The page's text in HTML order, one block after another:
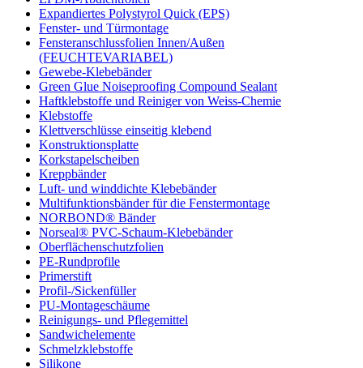
Expandiertes Polystyrol Quick (EPS)
Fenster- und Türmontage
Fensteranschlussfolien Innen/Außen
(FEUCHTEVARIABEL)
Gewebe-Klebebänder
Green Glue Noiseproofing Compound Sealant
Haftklebstoffe und Reiniger von Weiss-Chemie
Klebstoffe
Klettverschlüsse einseitig klebend
Konstruktionsplatte
Korkstapelscheiben
Kreppbänder
Luft- und winddichte Klebebänder
Multifunktionsbänder für die Fenstermontage
NORBOND® Bänder
Norseal® PVC-Schaum-Klebebänder
Oberflächenschutzfolien
PE-Rundprofile
Primerstift
Profil-/Sickenfüller
PU-Montageschäume
Reinigungs- und Pflegemittel
Sandwichelemente
Schmelzklebstoffe
Silikone